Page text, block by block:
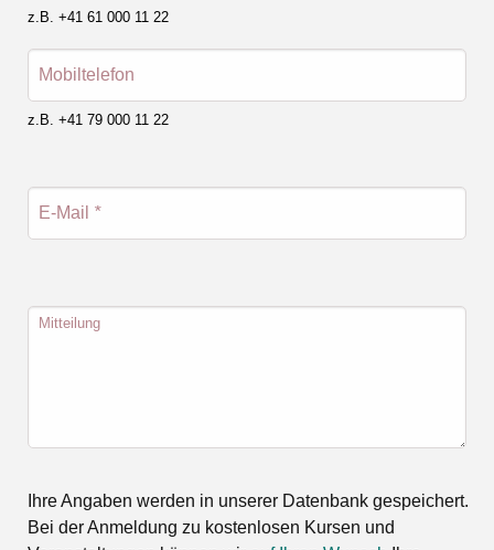
z.B. +41 61 000 11 22
Mobiltelefon
z.B. +41 79 000 11 22
E-Mail *
Mitteilung
Ihre Angaben werden in unserer Datenbank gespeichert.
Bei der Anmeldung zu kostenlosen Kursen und